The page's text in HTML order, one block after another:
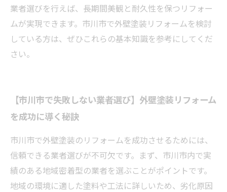
業者選びを行えば、長期間美観と耐久性を保つリフォー
ムが実現できます。市川市で外壁塗装リフォームを検討
している方は、ぜひこれらの基本知識を参考にしてくだ
さい。
【市川市で失敗しない業者選び】外壁塗装リフォーム
を成功に導く秘訣
市川市で外壁塗装のリフォームを成功させるためには、
信頼できる業者選びが不可欠です。まず、市川市内で実
績のある地域密着型の業者を選ぶことがポイントです。
地域の環境に適した塗料や工法に詳しいため、劣化原因